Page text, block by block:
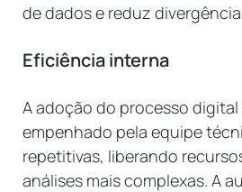
de dados e reduz
Eficiência interna
A adoção do processo
empenhado pela equipe
repetitivas, liberando
análises mais complexas. A